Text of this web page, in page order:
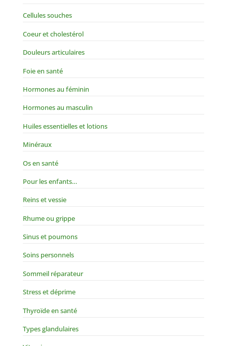
Cellules souches
Coeur et cholestérol
Douleurs articulaires
Foie en santé
Hormones au féminin
Hormones au masculin
Huiles essentielles et lotions
Minéraux
Os en santé
Pour les enfants…
Reins et vessie
Rhume ou grippe
Sinus et poumons
Soins personnels
Sommeil réparateur
Stress et déprime
Thyroïde en santé
Types glandulaires